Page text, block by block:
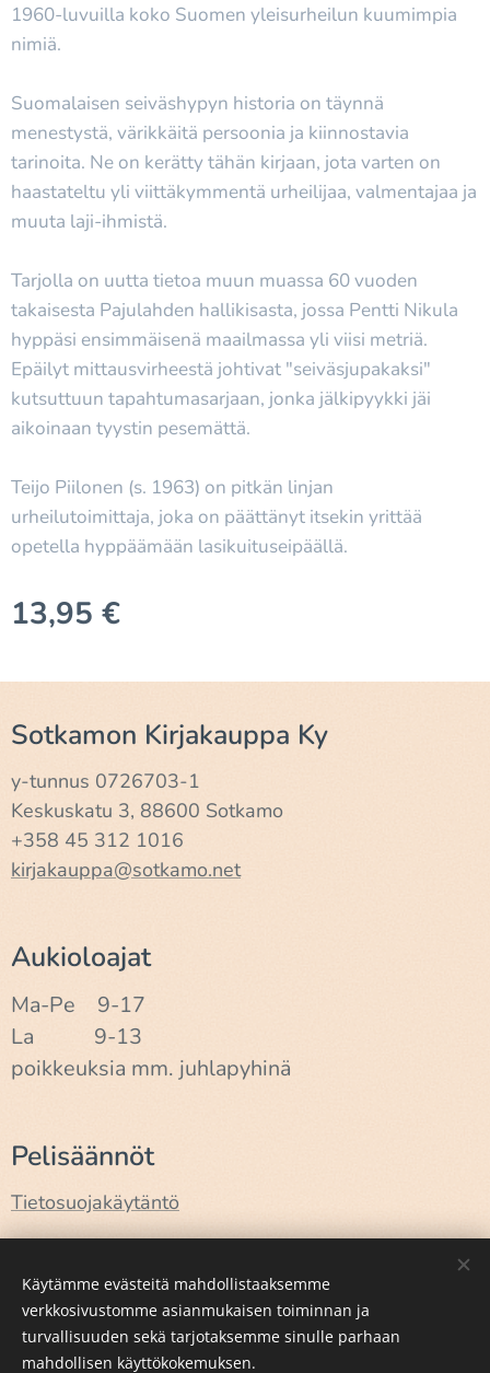
1960-luvuilla koko Suomen yleisurheilun kuumimpia
nimiä.
Suomalaisen seiväshypyn historia on täynnä
menestystä, värikkäitä persoonia ja kiinnostavia
tarinoita. Ne on kerätty tähän kirjaan, jota varten on
haastateltu yli viittäkymmentä urheilijaa, valmentajaa ja
muuta laji-ihmistä.
Tarjolla on uutta tietoa muun muassa 60 vuoden
takaisesta Pajulahden hallikisasta, jossa Pentti Nikula
hyppäsi ensimmäisenä maailmassa yli viisi metriä.
Epäilyt mittausvirheestä johtivat "seiväsjupakaksi"
kutsuttuun tapahtumasarjaan, jonka jälkipyykki jäi
aikoinaan tyystin pesemättä.
Teijo Piilonen (s. 1963) on pitkän linjan
urheilutoimittaja, joka on päättänyt itsekin yrittää
opetella hyppäämään lasikuituseipäällä.
13,95 €
Sotkamon Kirjakauppa Ky
y-tunnus 0726703-1
Keskuskatu 3, 88600 Sotkamo
+358 45 312 1016
kirjakauppa@sotkamo.net
Aukioloajat
Ma-Pe 9-17
La 9-13
poikkeuksia mm. juhlapyhinä
Pelisäännöt
Tietosuojakäytäntö
LuotuWebnodella Evästeet
Käytämme evästeitä mahdollistaaksemme
verkkosivustomme asianmukaisen toiminnan ja
turvallisuuden sekä tarjotaksemme sinulle parhaan
mahdollisen käyttökokemuksen.